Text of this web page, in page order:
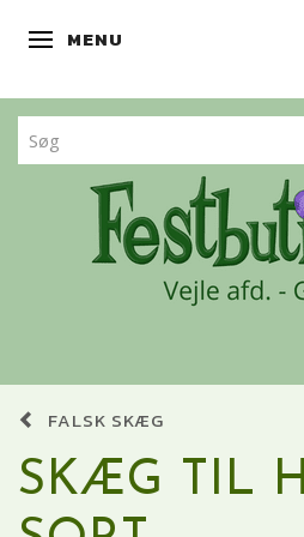
SKIFTE NAVIGATION
MENU
FALSK SKÆG
SKÆG TIL